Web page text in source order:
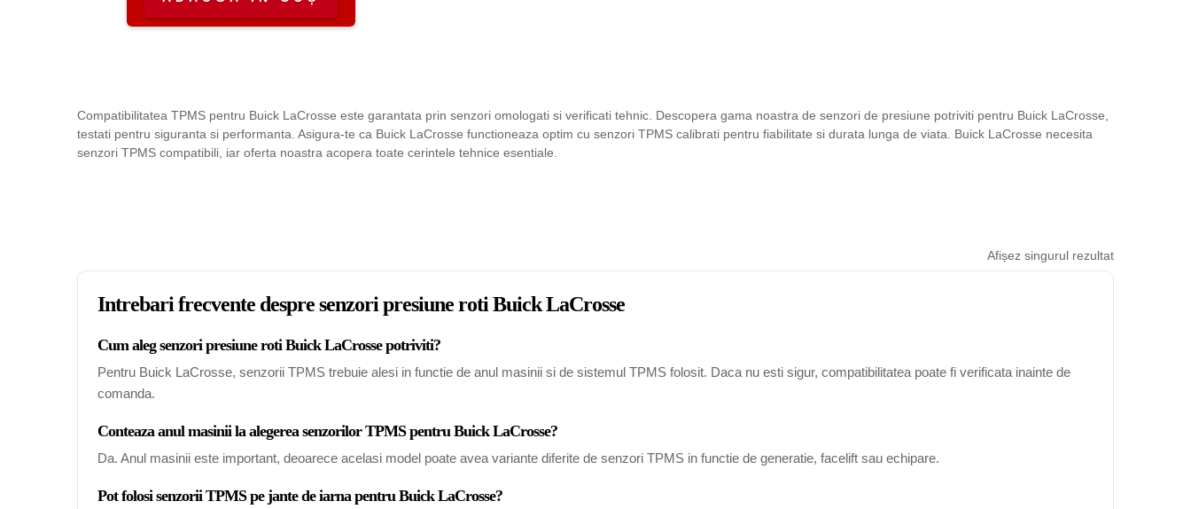
Compatibilitatea TPMS pentru Buick LaCrosse este garantata prin senzori omologati si verificati tehnic. Descopera gama noastra de senzori de presiune potriviti pentru Buick LaCrosse,
testati pentru siguranta si performanta. Asigura-te ca Buick LaCrosse functioneaza optim cu senzori TPMS calibrati pentru fiabilitate si durata lunga de viata. Buick LaCrosse necesita
senzori TPMS compatibili, iar oferta noastra acopera toate cerintele tehnice esentiale.
Afișez singurul rezultat
Intrebari frecvente despre senzori presiune roti Buick LaCrosse
Cum aleg senzori presiune roti Buick LaCrosse potriviti?
Pentru Buick LaCrosse, senzorii TPMS trebuie alesi in functie de anul masinii si de sistemul TPMS folosit. Daca nu esti sigur, compatibilitatea poate fi verificata inainte de
comanda.
Conteaza anul masinii la alegerea senzorilor TPMS pentru Buick LaCrosse?
Da. Anul masinii este important, deoarece acelasi model poate avea variante diferite de senzori TPMS in functie de generatie, facelift sau echipare.
Pot folosi senzorii TPMS pe jante de iarna pentru Buick LaCrosse?